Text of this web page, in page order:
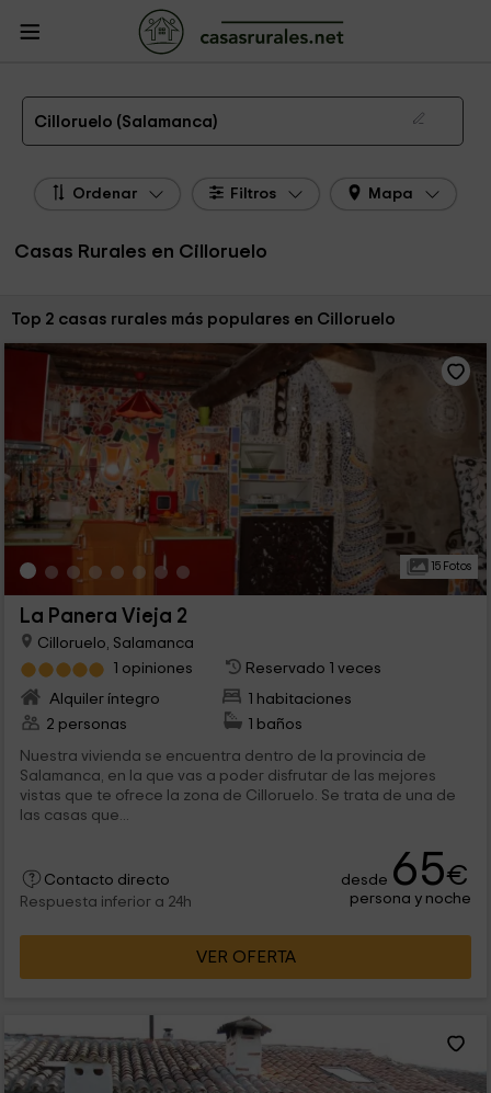
Casas Rurales
Rurales Salamanca
Casas Rurales Cilloruelo
Las 2 mejores casas rurales en Cilloruelo de 2026
Cilloruelo (Salamanca)
Ordenar Filtros Mapa
Casas Rurales en Cilloruelo
Ordenar por:
Top 2 casas rurales más populares en Cilloruelo
15 Fotos
La Panera Vieja 2
Cilloruelo, Salamanca
1 opiniones
Reservado 1 veces
Alquiler íntegro
1 habitaciones
2 personas
1 baños
Nuestra vivienda se encuentra dentro de la provincia de
Salamanca, en la que vas a poder disfrutar de las mejores
vistas que te ofrece la zona de Cilloruelo. Se trata de una de
las casas que...
Contacto directo
Respuesta inferior a 24h
desde 65€
persona y noche
VER OFERTA